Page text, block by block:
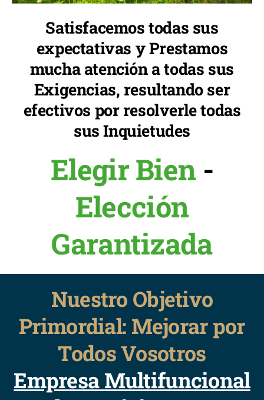
Satisfacemos todas sus
expectativas y Prestamos
mucha atención a todas sus
Exigencias, resultando ser
efectivos por resolverle todas
sus Inquietudes
Elegir Bien -
Elección
Garantizada
Nuestro Objetivo
Primordial: Mejorar por
Todos Vosotros
Empresa Multifuncional